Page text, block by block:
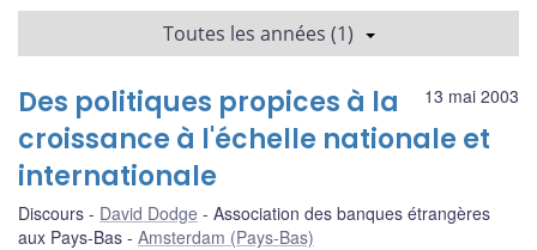
Toutes les années (1)
13 mai 2003
Des politiques propices à la
croissance à l'échelle nationale et
internationale
Discours David Dodge
Association des banques étrangères
aux Pays-Bas
Amsterdam (Pays-Bas)